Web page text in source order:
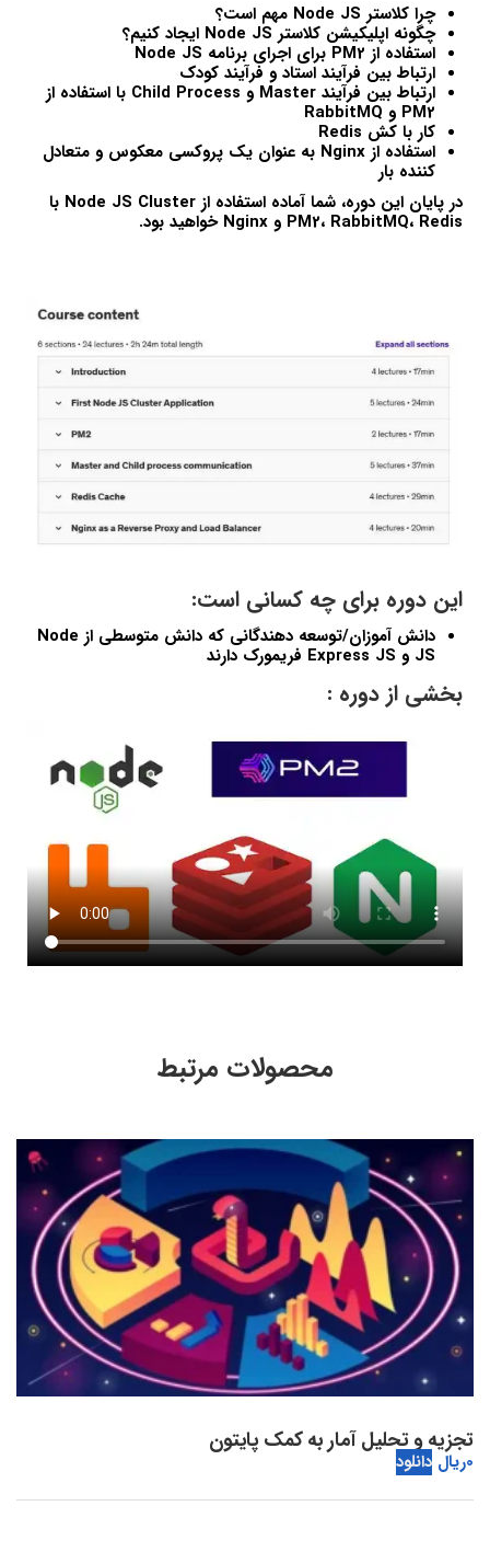
چرا کلاستر Node JS مهم است؟
چگونه اپلیکیشن کلاستر Node JS ایجاد کنیم؟
استفاده از PM2 برای اجرای برنامه Node JS
ارتباط بین فرآیند استاد و فرآیند کودک
ارتباط بین فرآیند Master و Child Process با استفاده از
PM2 و RabbitMQ
کار با کش Redis
استفاده از Nginx به عنوان یک پروکسی معکوس و متعادل
کننده بار
در پایان این دوره، شما آماده استفاده از Node JS Cluster با
PM2، RabbitMQ، Redis و Nginx خواهید بود.
این دوره برای چه کسانی است:
دانش آموزان/توسعه دهندگانی که دانش متوسطی از Node
JS و Express JS فریمورک دارند
بخشی از دوره :
محصولات مرتبط
تجزیه و تحلیل آمار به کمک پایتون
0ریال دانلود